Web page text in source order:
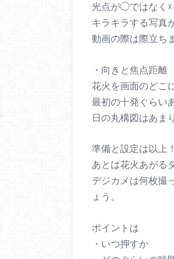
光点が◯ではなく☓
キラキラする写真
動画の際は際立ち
・向きと焦点距離
花火を画面のどこ
最初の十発ぐらい
日の丸構図はあま
準備と設定は以上！
あとは花火あがる
デジカメは何枚撮
ょう。
ポイントは
・いつ押すか